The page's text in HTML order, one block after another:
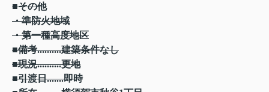
■その他
・準防火地域
・第一種高度地区
■備考..........建築条件なし
■現況..........更地
■引渡日.......即時